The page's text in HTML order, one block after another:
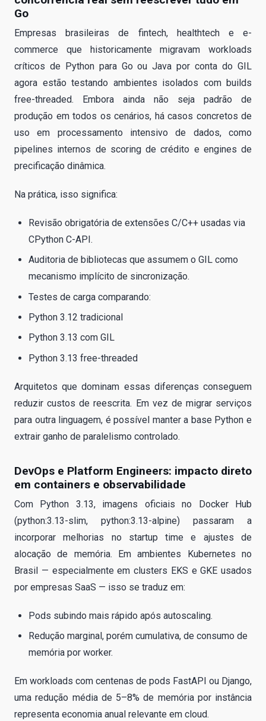
Go
Empresas brasileiras de fintech, healthtech e e-
commerce que historicamente migravam workloads
críticos de Python para Go ou Java por conta do GIL
agora estão testando ambientes isolados com builds
free-threaded. Embora ainda não seja padrão de
produção em todos os cenários, há casos concretos de
uso em processamento intensivo de dados, como
pipelines internos de scoring de crédito e engines de
precificação dinâmica.
Na prática, isso significa:
Revisão obrigatória de extensões C/C++ usadas via
CPython C-API.
Auditoria de bibliotecas que assumem o GIL como
mecanismo implícito de sincronização.
Testes de carga comparando:
Python 3.12 tradicional
Python 3.13 com GIL
Python 3.13 free-threaded
Arquitetos que dominam essas diferenças conseguem
reduzir custos de reescrita. Em vez de migrar serviços
para outra linguagem, é possível manter a base Python e
extrair ganho de paralelismo controlado.
DevOps e Platform Engineers: impacto direto
em containers e observabilidade
Com Python 3.13, imagens oficiais no Docker Hub
(python:3.13-slim, python:3.13-alpine) passaram a
incorporar melhorias no startup time e ajustes de
alocação de memória. Em ambientes Kubernetes no
Brasil — especialmente em clusters EKS e GKE usados
por empresas SaaS — isso se traduz em:
Pods subindo mais rápido após autoscaling.
Redução marginal, porém cumulativa, de consumo de
memória por worker.
Em workloads com centenas de pods FastAPI ou Django,
uma redução média de 5–8% de memória por instância
representa economia anual relevante em cloud.